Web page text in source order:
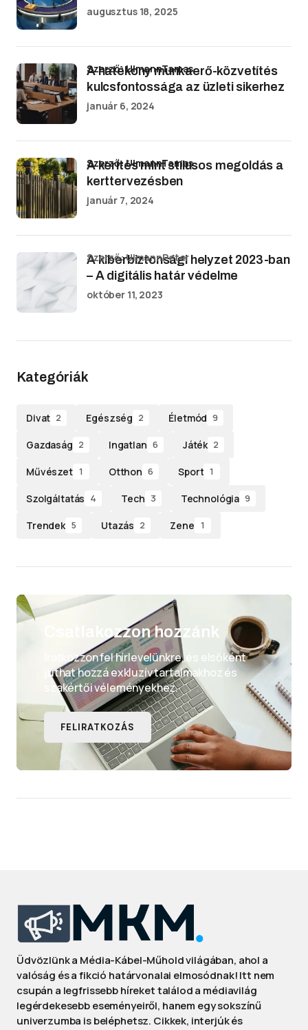
augusztus 18, 2025
A hatékony munkaerő-közvetítés
kulcsfontossága az üzleti sikerhez
Szerző: UlmannTamas
január 6, 2024
A kerítés mint stílusos megoldás a
kerttervezésben
Szerző: UlmannTamas
január 7, 2024
A kiberbiztonsági helyzet 2023-ban
– A digitális határ védelme
Szerző: UlmannPeter
október 11, 2023
Kategóriák
Divat 2 Egészség 2 Életmód 9
Gazdaság 2 Ingatlan 6 Játék 2
Művészet 1 Otthon 6 Sport 1
Szolgáltatás 4 Tech 3 Technológia 9
Trendek 5 Utazás 2 Zene 1
Csatlakozzon hozzánk
Iratkozzon fel hírlevelünkre, és elsőként
juthat hozzá exkluzív tartalmakhoz és
szakértői véleményekhez.
FELIRATKOZÁS
Üdvözlünk a Média-Kábel-Műhold világában, ahol a
valóság és a fikció határvonalai elmosódnak! Itt nem
csupán a legfrissebb híreket találod a médiavilág
legérdekesebb eseményeiről, hanem egy sokszínű
univerzumba is beléphetsz. Cikkek, interjúk és